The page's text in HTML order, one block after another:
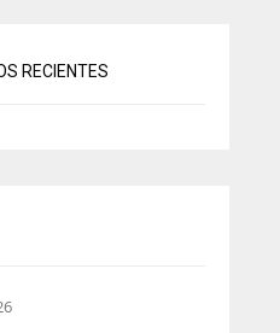
RECIENTES